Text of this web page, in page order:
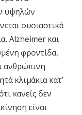
υψηλών
ουσιαστικά
Alzheimer και
φροντίδα,
ανθρώπινη
κλιμάκια κατ’
κανείς δεν
είναι